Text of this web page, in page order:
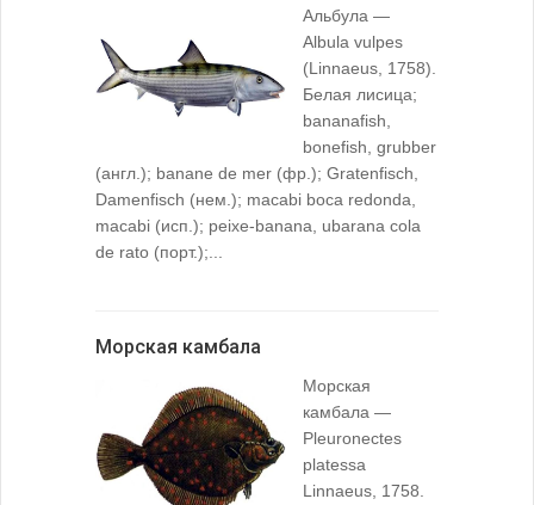
Альбула —
Albula vulpes
(Linnaeus, 1758).
Белая лисица;
bananafish,
bonefish, grubber
(англ.); banane de mer (фр.); Gratenfisch,
Damenfisch (нем.); macabi boca redonda,
macabi (исп.); peixe-banana, ubarana cola
de rato (порт.);...
Морская камбала
Морская
камбала —
Pleuronectes
platessa
Linnaeus, 1758.